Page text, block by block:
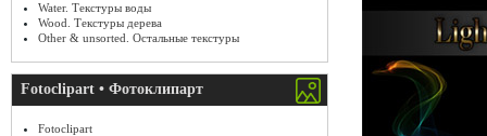
Water. Текстуры воды
Wood. Текстуры дерева
Other & unsorted. Остальные текстуры
Fotoclipart • Фотоклипарт
Fotoclipart